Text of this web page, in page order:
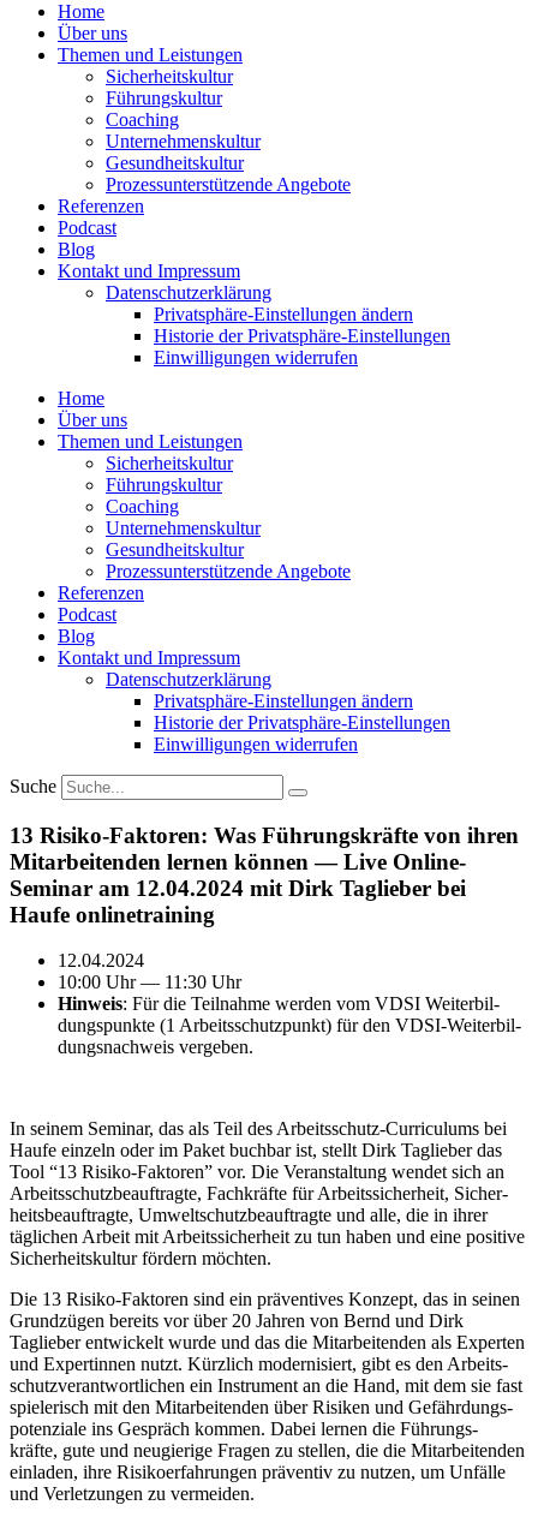
Home
Über uns
Themen und Leistungen
Sicher­heits­kultur
Führungs­kultur
Coaching
Unter­neh­mens­kultur
Gesund­heits­kultur
Prozess­un­ter­stüt­zende Angebote
Referenzen
Podcast
Blog
Kontakt und Impressum
Daten­schutz­er­klärung
Privat­sphäre-Einstel­lungen ändern
Historie der Privat­sphäre-Einstel­lungen
Einwil­li­gungen wider­rufen
Home
Über uns
Themen und Leistungen
Sicher­heits­kultur
Führungs­kultur
Coaching
Unter­neh­mens­kultur
Gesund­heits­kultur
Prozess­un­ter­stüt­zende Angebote
Referenzen
Podcast
Blog
Kontakt und Impressum
Daten­schutz­er­klärung
Privat­sphäre-Einstel­lungen ändern
Historie der Privat­sphäre-Einstel­lungen
Einwil­li­gungen wider­rufen
Suche
13 Risiko-Faktoren: Was Führungs­kräfte von ihren
Mitar­bei­tenden lernen können — Live Online-
Seminar am 12.04.2024 mit Dirk Taglieber bei
Haufe online­training
12.04.2024
10:00 Uhr — 11:30 Uhr
Hinweis: Für die Teilnahme werden vom VDSI Weiter­bil­
dungs­punkte (1 Arbeits­schutz­punkt) für den VDSI-Weiter­bil­
dungs­nachweis vergeben.
In seinem Seminar, das als Teil des Arbeits­schutz-Curri­culums bei
Haufe einzeln oder im Paket buchbar ist, stellt Dirk Taglieber das
Tool “13 Risiko-Faktoren” vor. Die Veran­staltung wendet sich an
Arbeits­schutz­be­auf­tragte, Fachkräfte für Arbeits­si­cherheit, Sicher­
heits­be­auf­tragte, Umwelt­schutz­be­auf­tragte und alle, die in ihrer
täglichen Arbeit mit Arbeits­si­cherheit zu tun haben und eine positive
Sicher­heits­kultur fördern möchten.
Die 13 Risiko-Faktoren sind ein präven­tives Konzept, das in seinen
Grund­zügen bereits vor über 20 Jahren von Bernd und Dirk
Taglieber entwi­ckelt wurde und das die Mitar­bei­tenden als Experten
und Exper­tinnen nutzt. Kürzlich moder­ni­siert, gibt es den Arbeits­
schutz­ver­ant­wort­lichen ein Instrument an die Hand, mit dem sie fast
spiele­risch mit den Mitar­bei­tenden über Risiken und Gefähr­dungs­
po­ten­ziale ins Gespräch kommen. Dabei lernen die Führungs­
kräfte, gute und neugierige Fragen zu stellen, die die Mitar­bei­tenden
einladen, ihre Risiko­er­fah­rungen präventiv zu nutzen, um Unfälle
und Verlet­zungen zu vermeiden.